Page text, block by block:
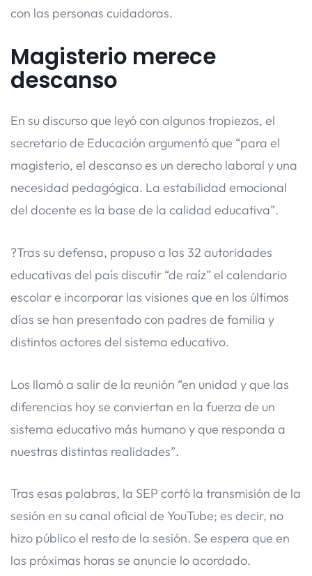
con las personas cuidadoras.
Magisterio merece
descanso
En su discurso que leyó con algunos tropiezos, el
secretario de Educación argumentó que “para el
magisterio, el descanso es un derecho laboral y una
necesidad pedagógica. La estabilidad emocional
del docente es la base de la calidad educativa”.
?Tras su defensa, propuso a las 32 autoridades
educativas del país discutir “de raíz” el calendario
escolar e incorporar las visiones que en los últimos
días se han presentado con padres de familia y
distintos actores del sistema educativo.
Los llamó a salir de la reunión “en unidad y que las
diferencias hoy se conviertan en la fuerza de un
sistema educativo más humano y que responda a
nuestras distintas realidades”.
Tras esas palabras, la SEP cortó la transmisión de la
sesión en su canal oficial de YouTube; es decir, no
hizo público el resto de la sesión. Se espera que en
las próximas horas se anuncie lo acordado.